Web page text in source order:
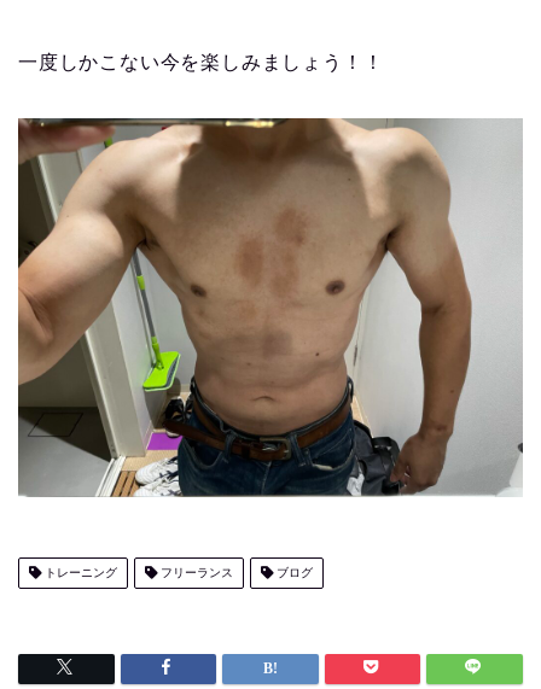
一度しかこない今を楽しみましょう！！
トレーニング フリーランス ブログ